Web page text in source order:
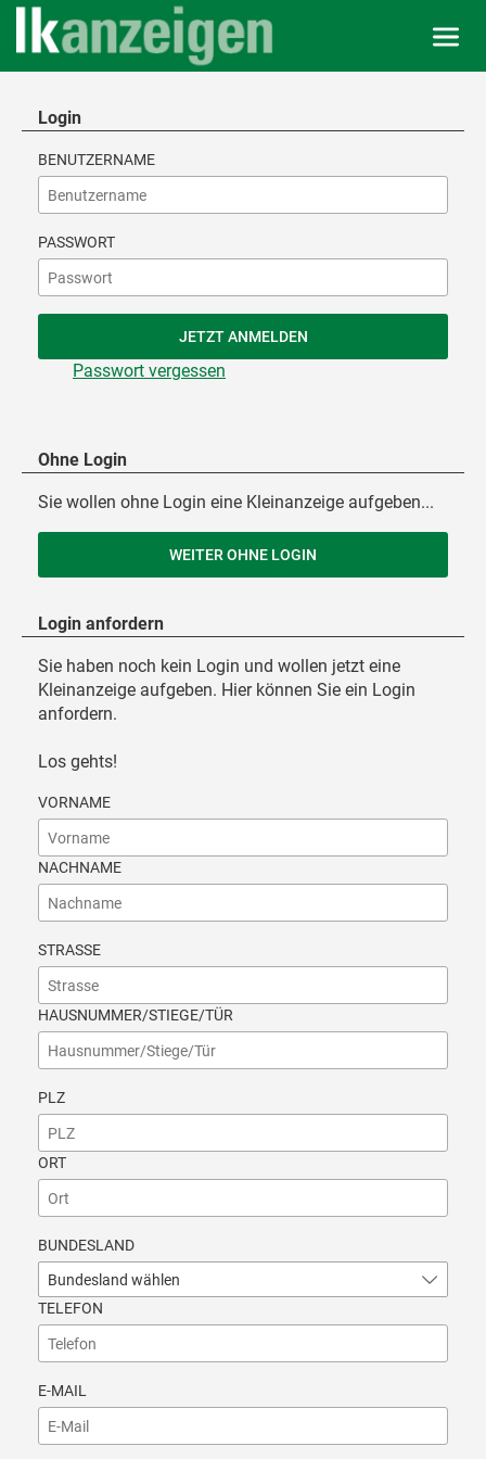
Login
BENUTZERNAME
PASSWORT
Passwort vergessen
Ohne Login
Sie wollen ohne Login eine Kleinanzeige aufgeben...
Login anfordern
Sie haben noch kein Login und wollen jetzt eine
Kleinanzeige aufgeben. Hier können Sie ein Login
anfordern.
Los gehts!
VORNAME
NACHNAME
STRASSE
HAUSNUMMER/STIEGE/TÜR
PLZ
ORT
BUNDESLAND
Bundesland wählen
TELEFON
E-MAIL